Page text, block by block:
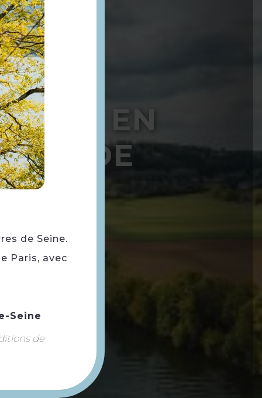
EN
DE
de Seine.
Paris, avec
Seine
de